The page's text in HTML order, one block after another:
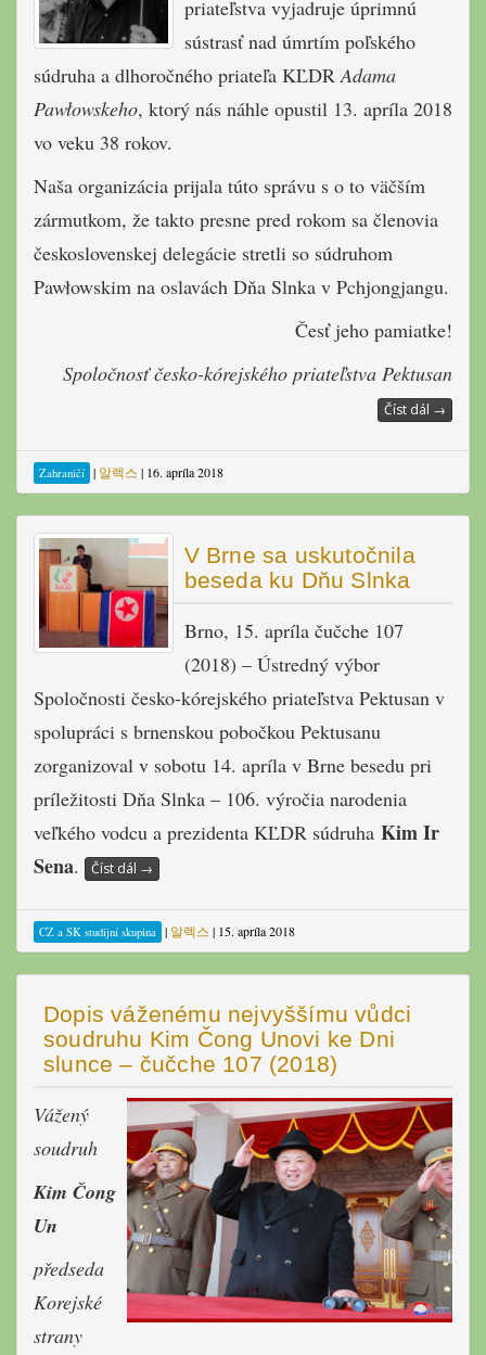
priateľstva vyjadruje úprimnú
sústrasť nad úmrtím poľského
súdruha a dlhoročného priateľa KĽDRAdama
Pawłowskeho, ktorý nás náhle opustil 13. apríla 2018
vo veku 38 rokov.
Naša organizácia prijala túto správu s o to väčším
zármutkom, že takto presne pred rokom sa členovia
československej delegácie stretli so súdruhom
Pawłowskim na oslavách Dňa Slnka v Pchjongjangu.
Česť jeho pamiatke!
Spoločnosť česko-kórejského priateľstva Pektusan
Číst dál →
Zahraničí | 알렉스 | 16. apríla 2018
V Brne sa uskutočnila
beseda ku Dňu Slnka
Brno, 15. apríla čučche 107
(2018) – Ústredný výbor
Spoločnosti česko-kórejského priateľstva Pektusan v
spolupráci s brnenskou pobočkou Pektusanu
zorganizoval v sobotu 14. apríla v Brne besedu pri
príležitosti Dňa Slnka – 106. výročia narodenia
veľkého vodcu a prezidenta KĽDR súdruha Kim Ir
Sena. Číst dál →
CZ a SK studijní skupina | 알렉스 | 15. apríla 2018
Dopis váženému nejvyššímu vůdci
soudruhu Kim Čong Unovi ke Dni
slunce – čučche 107 (2018)
Vážený
soudruh
Kim Čong
Un
předseda
Korejské
strany